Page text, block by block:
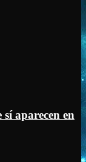
aparecen en